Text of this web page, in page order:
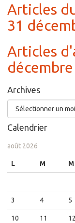
Articles
31
Articles
Archives
Archives
Calendrier
août 2026
L M M
3 4 5
10 11 12